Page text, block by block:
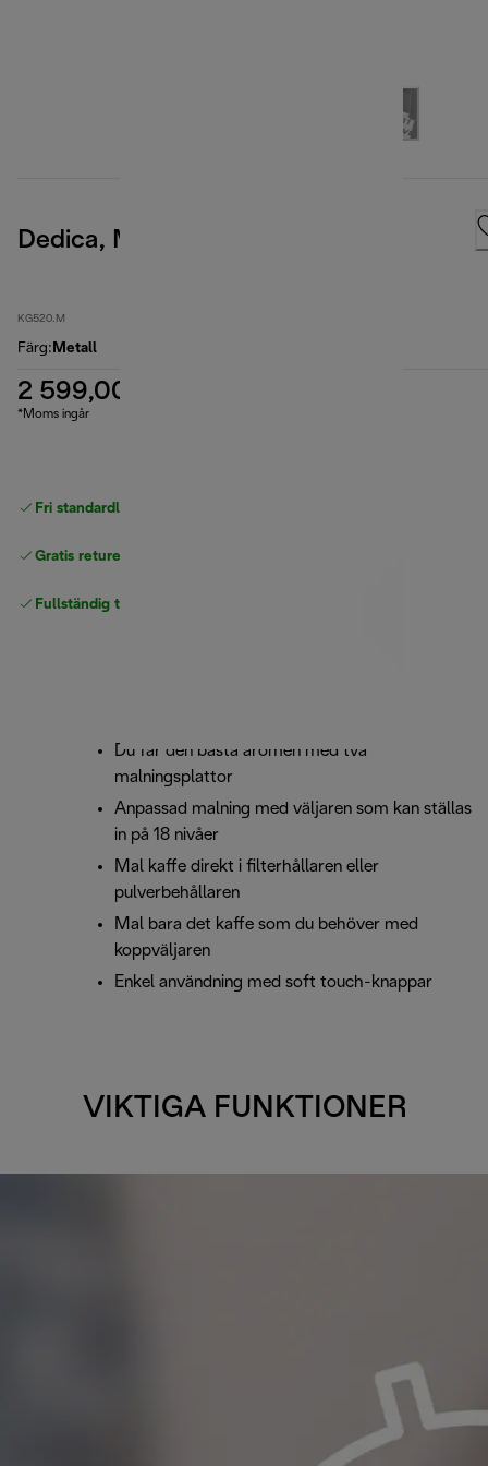
Dedica, Metal
KG520.M
Färg: Metall
2 599,00 kr
*Moms ingår
Fri standardleverans
Gratis returer
Fullständig tillverkargaranti
Du får den bästa aromen med två
malningsplattor
Anpassad malning med väljaren som kan ställas
in på 18 nivåer
Mal kaffe direkt i filterhållaren eller
pulverbehållaren
Mal bara det kaffe som du behöver med
koppväljaren
Enkel användning med soft touch-knappar
VIKTIGA FUNKTIONER